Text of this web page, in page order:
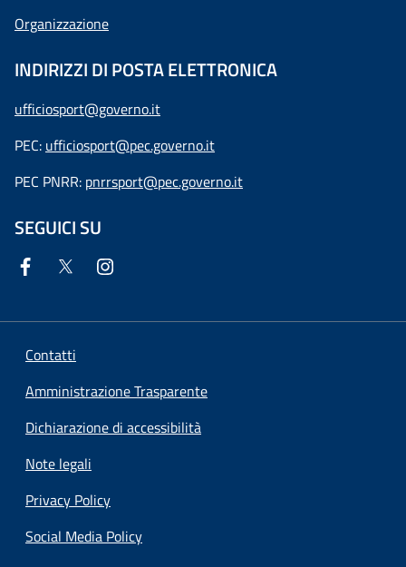
Organizzazione
INDIRIZZI DI POSTA ELETTRONICA
ufficiosport@governo.it
PEC: ufficiosport@pec.governo.it
PEC PNRR: pnrrsport@pec.governo.it
SEGUICI SU
Contatti
Amministrazione Trasparente
Dichiarazione di accessibilità
Note legali
Privacy Policy
Social Media Policy